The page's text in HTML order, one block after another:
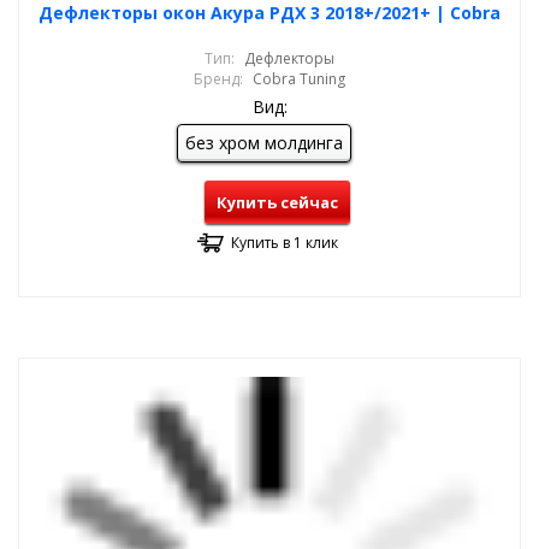
Дефлекторы окон Акура РДХ 3 2018+/2021+ | Cobra
Тип: Дефлекторы
Бренд: Cobra Tuning
Вид:
без хром молдинга
Купить сейчас
Купить в 1 клик